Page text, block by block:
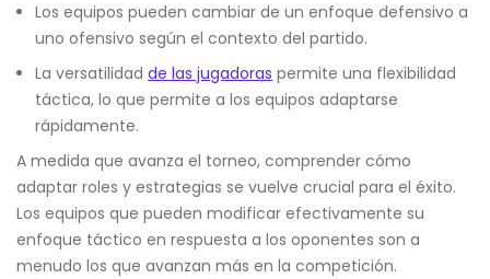
Los equipos pueden cambiar de un enfoque defensivo a
uno ofensivo según el contexto del partido.
La versatilidad de las jugadoras permite una flexibilidad
táctica, lo que permite a los equipos adaptarse
rápidamente.
A medida que avanza el torneo, comprender cómo
adaptar roles y estrategias se vuelve crucial para el éxito.
Los equipos que pueden modificar efectivamente su
enfoque táctico en respuesta a los oponentes son a
menudo los que avanzan más en la competición.